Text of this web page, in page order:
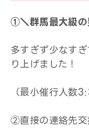
①＼群馬最大級
多すぎず少なす
り上げました！
（最小催行人数
②直接の連絡先